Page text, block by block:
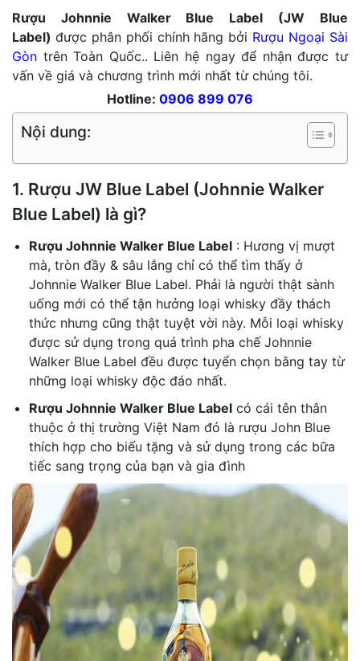
Rượu Johnnie Walker Blue Label (JW Blue
Label) được phân phối chính hãng bởi Rượu Ngoại Sài
Gòn trên Toàn Quốc.. Liên hệ ngay để nhận được tư
vấn về giá và chương trình mới nhất từ chúng tôi.
Hotline: 0906 899 076
Nội dung:
1. Rượu JW Blue Label (Johnnie Walker
Blue Label) là gì?
Rượu Johnnie Walker Blue Label: Hương vị mượt
mà, tròn đầy & sâu lắng chỉ có thể tìm thấy ở
Johnnie Walker Blue Label. Phải là người thật sành
uống mới có thể tận hưởng loại whisky đầy thách
thức nhưng cũng thật tuyệt vời này. Mỗi loại whisky
được sử dụng trong quá trình pha chế Johnnie
Walker Blue Label đều được tuyển chọn bằng tay từ
những loại whisky độc đáo nhất.
Rượu Johnnie Walker Blue Labelcó cái tên thân
thuộc ở thị trường Việt Nam đó là rượu John Blue
thích hợp cho biếu tặng và sử dụng trong các bữa
tiếc sang trọng của bạn và gia đình